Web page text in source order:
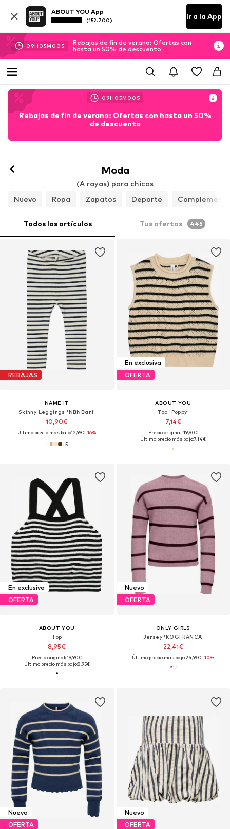
ABOUT YOU App
(152.700) Ir a la App
09H 04M59 S
Rebajas de fin de verano: Ofertas con
hasta un 50% de descuento
09H 04M58 S
Rebajas de fin de verano: Ofertas con hasta un 50%
de descuento
Moda
(A rayas) para chicas
Nuevo
Ropa Zapatos Deporte
Todos los artículos Tus ofertas 445
REBAJAS
NAME IT
Skinny Leggings 'NBNBani'
10,90€
Último precio más bajo:12,99€-16%
+5
En exclusiva
OFERTA
ABOUT YOU
Top 'Poppy'
7,14€
Precio original: 19,90€
Último precio más bajo:7,14€
En exclusiva
OFERTA
ABOUT YOU
Top
8,95€
Precio original: 19,90€
Último precio más bajo:8,95€
Nuevo
OFERTA
ONLY GIRLS
Jersey 'KOGFRANCA'
22,41€
Último precio más bajo:24,90€-10%
Nuevo
OFERTA
Nuevo
OFERTA